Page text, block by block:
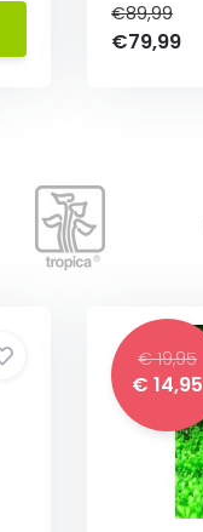
€89,99
€79,99
€ 19,95
€ 14,95